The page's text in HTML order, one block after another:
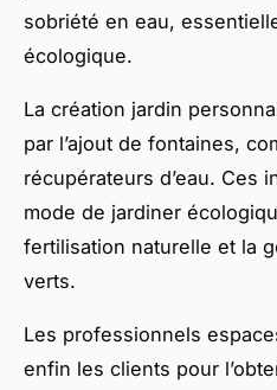
sobriété en eau,
écologique.
La création jardin
par l’ajout de fontaines,
récupérateurs d’eau. Ces
mode de jardiner
fertilisation naturelle et la
verts.
Les professionnels
enfin les clients pour